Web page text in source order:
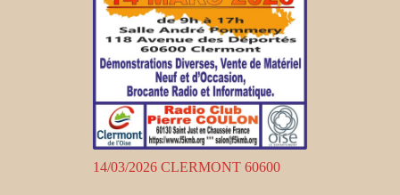
14/03/2026 CLERMONT 60600